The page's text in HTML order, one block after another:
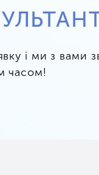
і ми з вами
часом!